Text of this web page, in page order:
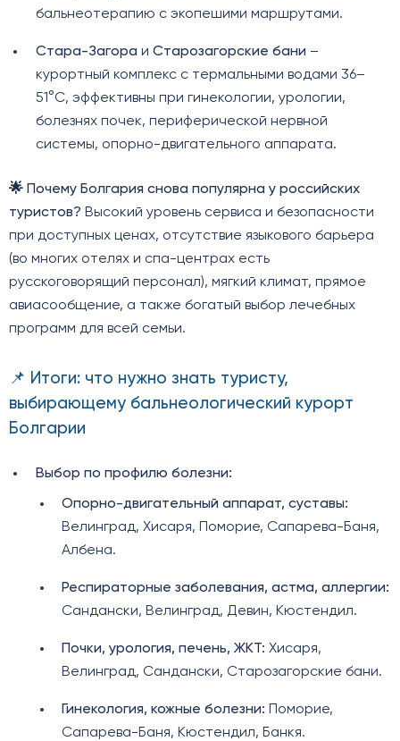
бальнеотерапию с экопешими маршрутами.
Стара-Загора и Старозагорские бани –
курортный комплекс с термальными водами 36–
51°C, эффективны при гинекологии, урологии,
болезнях почек, периферической нервной
системы, опорно-двигательного аппарата.
🌟 Почему Болгария снова популярна у российских
туристов? Высокий уровень сервиса и безопасности
при доступных ценах, отсутствие языкового барьера
(во многих отелях и спа-центрах есть
русскоговорящий персонал), мягкий климат, прямое
авиасообщение, а также богатый выбор лечебных
программ для всей семьи.
📌 Итоги: что нужно знать туристу,
выбирающему бальнеологический курорт
Болгарии
Выбор по профилю болезни:
Опорно-двигательный аппарат, суставы:
Велинград, Хисаря, Поморие, Сапарева-Баня,
Албена.
Респираторные заболевания, астма, аллергии:
Сандански, Велинград, Девин, Кюстендил.
Почки, урология, печень, ЖКТ: Хисаря,
Велинград, Сандански, Старозагорские бани.
Гинекология, кожные болезни: Поморие,
Сапарева-Баня, Кюстендил, Банкя.